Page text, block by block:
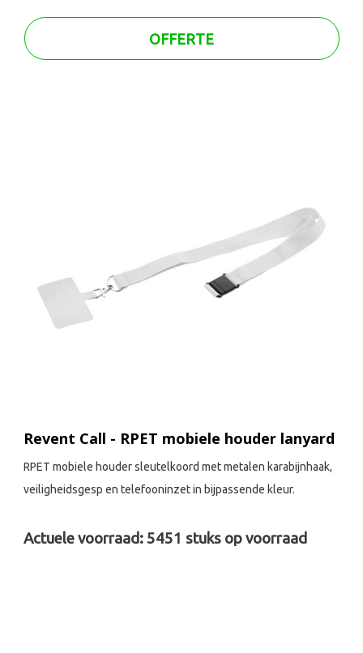
OFFERTE
Revent Call - RPET mobiele houder lanyard
RPET mobiele houder sleutelkoord met metalen karabijnhaak,
veiligheidsgesp en telefooninzet in bijpassende kleur.
Actuele voorraad:5451 stuks op voorraad